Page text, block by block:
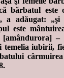
bărbatul este
a adăugat:
este
iubirii,